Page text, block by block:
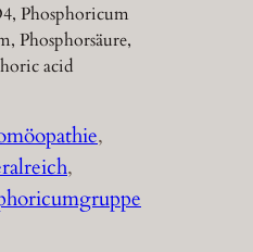
Phosphoricum
Phosphorsäure,
acid